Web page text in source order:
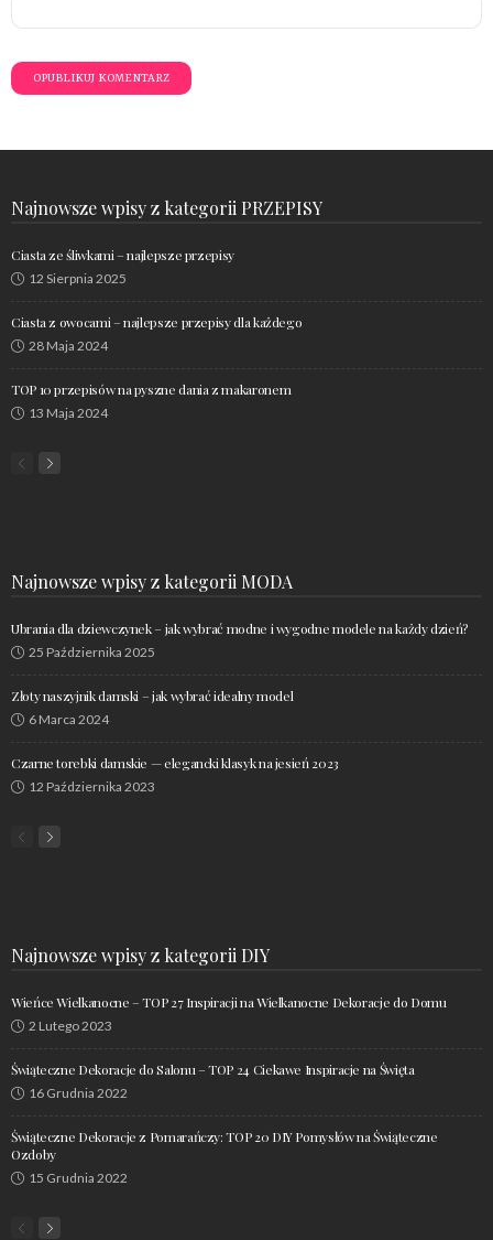
Najnowsze wpisy z kategorii PRZEPISY
Ciasta ze śliwkami – najlepsze przepisy
12 Sierpnia 2025
Ciasta z owocami – najlepsze przepisy dla każdego
28 Maja 2024
TOP 10 przepisów na pyszne dania z makaronem
13 Maja 2024
Najnowsze wpisy z kategorii MODA
Ubrania dla dziewczynek – jak wybrać modne i wygodne modele na każdy dzień?
25 Października 2025
Złoty naszyjnik damski – jak wybrać idealny model
6 Marca 2024
Czarne torebki damskie — elegancki klasyk na jesień 2023
12 Października 2023
Najnowsze wpisy z kategorii DIY
Wieńce Wielkanocne – TOP 27 Inspiracji na Wielkanocne Dekoracje do Domu
2 Lutego 2023
Świąteczne Dekoracje do Salonu – TOP 24 Ciekawe Inspiracje na Święta
16 Grudnia 2022
Świąteczne Dekoracje z Pomarańczy: TOP 20 DIY Pomysłów na Świąteczne
Ozdoby
15 Grudnia 2022